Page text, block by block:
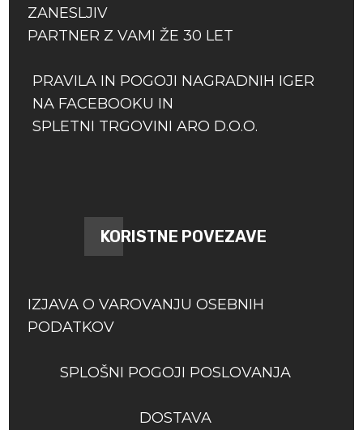
ZANESLJIV
PARTNER Z VAMI ŽE 30 LET
PRAVILA IN POGOJI NAGRADNIH IGER
NA FACEBOOKU IN
SPLETNI TRGOVINI ARO D.O.O.
KORISTNE POVEZAVE
IZJAVA O VAROVANJU OSEBNIH
PODATKOV
SPLOŠNI POGOJI POSLOVANJA
DOSTAVA